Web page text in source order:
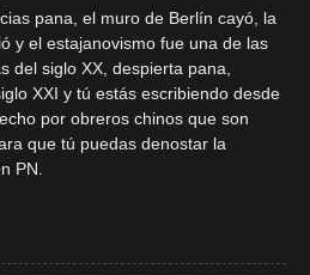
pana, el muro de Berlín cayó, la
y el estajanovismo fue una de las
del siglo XX, despierta pana,
XXI y tú estás escribiendo desde
por obreros chinos que son
que tú puedas denostar la
PN.